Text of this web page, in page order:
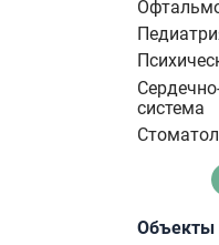
система
страниц
Объекты